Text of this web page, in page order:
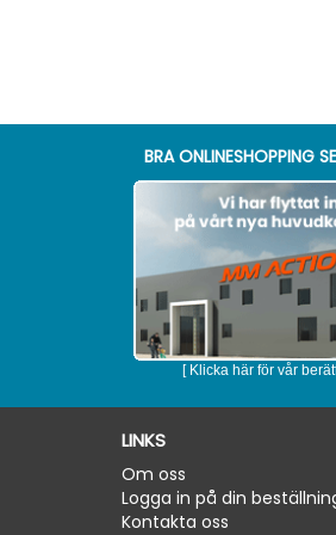
BRA ONLINESHOPPING
[ Klicka här för vår
LINKS
Om oss
Logga in på din
Kontakta oss